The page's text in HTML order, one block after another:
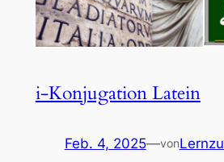
i-Konjugation Latein
Feb. 4, 2025—von